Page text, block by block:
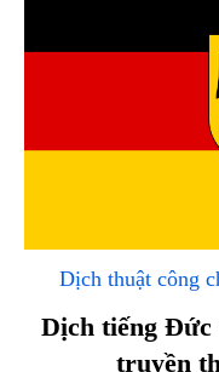
Dịch thuật công
Dịch tiếng Đức
truyền